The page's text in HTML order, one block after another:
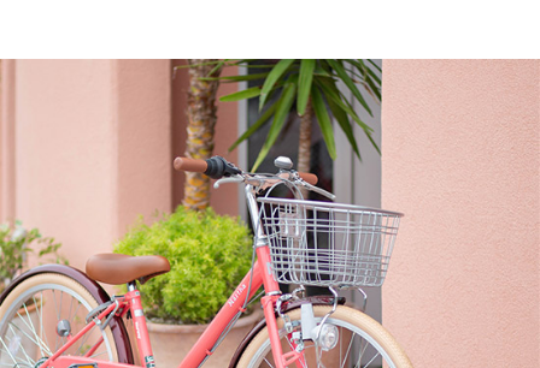
修理・メンテナンス工賃
SpotMateログイン
オリジナル自転車